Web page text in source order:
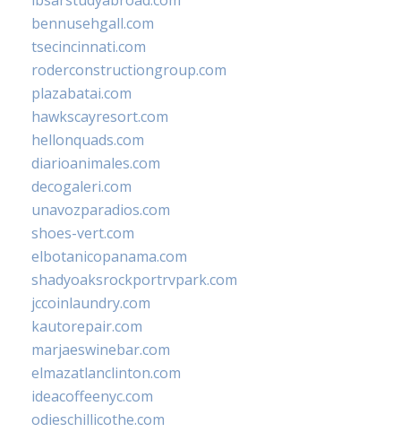
bennusehgall.com
tsecincinnati.com
roderconstructiongroup.com
plazabatai.com
hawkscayresort.com
hellonquads.com
diarioanimales.com
decogaleri.com
unavozparadios.com
shoes-vert.com
elbotanicopanama.com
shadyoaksrockportrvpark.com
jccoinlaundry.com
kautorepair.com
marjaeswinebar.com
elmazatlanclinton.com
ideacoffeenyc.com
odieschillicothe.com